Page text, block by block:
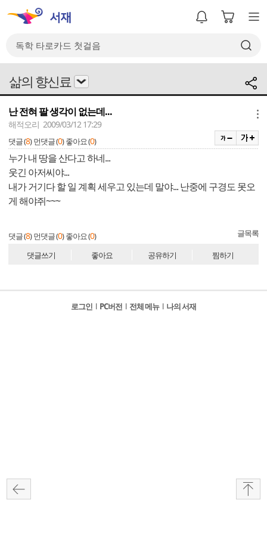
삶의 향신료
난 전혀 팔 생각이 없는데...
해적오리 2009/03/12 17:29
댓글 (8) 먼댓글 (0) 좋아요 (0)
누가 내 땅을 산다고 하네...
웃긴 아저씨야...
내가 거기다 할 일 계획 세우고 있는데 말야... 난중에 구경도 못오
게 해야쥐~~~
댓글 (8) 먼댓글 (0) 좋아요 (0) 글목록
댓글쓰기 좋아요 공유하기 찜하기
로그인 l PC버전 l 전체 메뉴 l 나의 서재